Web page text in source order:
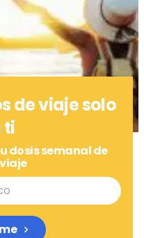
de viaje solo
ti
dosis semanal de